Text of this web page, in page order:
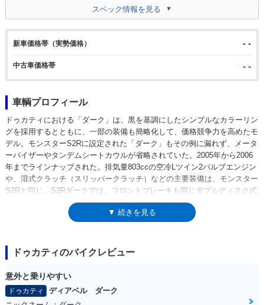
スペック情報を見る
新車価格帯（実勢価格） - -
中古車価格帯 - -
車輌プロフィール
ドゥカティにおける「ダーク」は、黒を基調にしたシンプルなカラーリン
グを採用するとともに、一部の装備も簡略化して、価格競争力を高めたモ
デル。モンスターS2Rに設定された「ダーク」もその例に漏れず、メータ
ーバイザーやタンデムシートカウルが省略されていた。2005年から2006
年までラインナップされた。排気量803ccの空冷Lツイン2バルブエンジン
や、湿式クラッチ（スリッパークラッチ）などの主要装備は、モンスター
S2Rと同じ。S2Rダークでは、フロントブレーキも同じダブルディスク式
▼ 続きを見る
ドゥカティのバイクレビュー
意外と乗りやすい
ドゥカティ
ディアベル ダーク